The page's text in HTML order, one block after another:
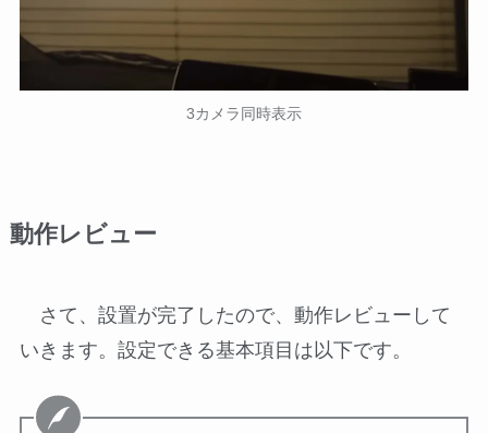
3カメラ同時表示
動作レビュー
さて、設置が完了したので、動作レビューして
いきます。設定できる基本項目は以下です。